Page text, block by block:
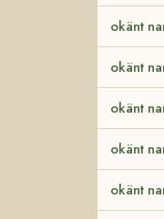
okänt
okänt
okänt
okänt
okänt